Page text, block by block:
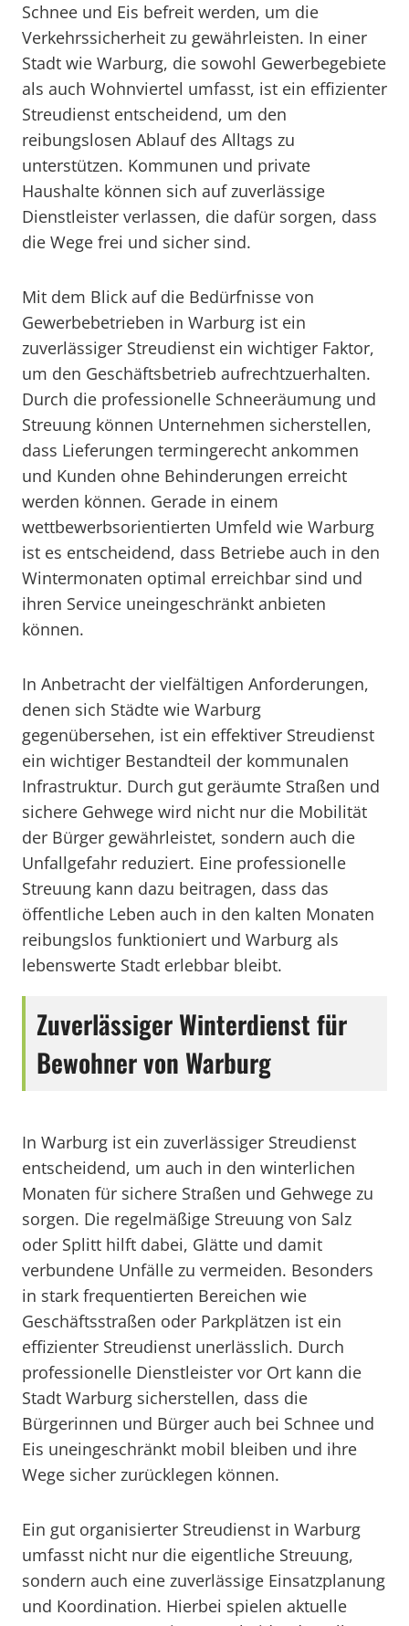
Schnee und Eis befreit werden, um die
Verkehrssicherheit zu gewährleisten. In einer
Stadt wie Warburg, die sowohl Gewerbegebiete
als auch Wohnviertel umfasst, ist ein effizienter
Streudienst entscheidend, um den
reibungslosen Ablauf des Alltags zu
unterstützen. Kommunen und private
Haushalte können sich auf zuverlässige
Dienstleister verlassen, die dafür sorgen, dass
die Wege frei und sicher sind.
Mit dem Blick auf die Bedürfnisse von
Gewerbebetrieben in Warburg ist ein
zuverlässiger Streudienst ein wichtiger Faktor,
um den Geschäftsbetrieb aufrechtzuerhalten.
Durch die professionelle Schneeräumung und
Streuung können Unternehmen sicherstellen,
dass Lieferungen termingerecht ankommen
und Kunden ohne Behinderungen erreicht
werden können. Gerade in einem
wettbewerbsorientierten Umfeld wie Warburg
ist es entscheidend, dass Betriebe auch in den
Wintermonaten optimal erreichbar sind und
ihren Service uneingeschränkt anbieten
können.
In Anbetracht der vielfältigen Anforderungen,
denen sich Städte wie Warburg
gegenübersehen, ist ein effektiver Streudienst
ein wichtiger Bestandteil der kommunalen
Infrastruktur. Durch gut geräumte Straßen und
sichere Gehwege wird nicht nur die Mobilität
der Bürger gewährleistet, sondern auch die
Unfallgefahr reduziert. Eine professionelle
Streuung kann dazu beitragen, dass das
öffentliche Leben auch in den kalten Monaten
reibungslos funktioniert und Warburg als
lebenswerte Stadt erlebbar bleibt.
Zuverlässiger Winterdienst für
Bewohner von Warburg
In Warburg ist ein zuverlässiger Streudienst
entscheidend, um auch in den winterlichen
Monaten für sichere Straßen und Gehwege zu
sorgen. Die regelmäßige Streuung von Salz
oder Splitt hilft dabei, Glätte und damit
verbundene Unfälle zu vermeiden. Besonders
in stark frequentierten Bereichen wie
Geschäftsstraßen oder Parkplätzen ist ein
effizienter Streudienst unerlässlich. Durch
professionelle Dienstleister vor Ort kann die
Stadt Warburg sicherstellen, dass die
Bürgerinnen und Bürger auch bei Schnee und
Eis uneingeschränkt mobil bleiben und ihre
Wege sicher zurücklegen können.
Ein gut organisierter Streudienst in Warburg
umfasst nicht nur die eigentliche Streuung,
sondern auch eine zuverlässige Einsatzplanung
und Koordination. Hierbei spielen aktuelle